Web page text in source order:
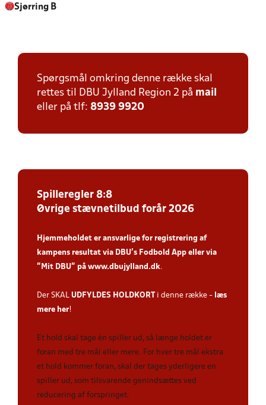
Sjørring B
Spørgsmål omkring denne række skal
rettes til DBU Jylland Region 2 på mail
eller på tlf: 8939 9920
Spilleregler 8:8
Øvrige stævnetilbud forår 2026
Hjemmeholdet er ansvarlige for registrering af
kampens resultat via DBU’s Fodbold App eller via
”Mit DBU” på www.dbujylland.dk.
Der SKAL UDFYLDES HOLDKORTi denne række - læs
mere her!
Et hold skal tage én spiller ud, så længe holdet er
foran med tre mål eller mere. For hver tre mål ekstra
et hold kommer foran, skal der tages yderligere en
spiller ud, som tilsvarende genindsættes ved
reducering af forspringet.